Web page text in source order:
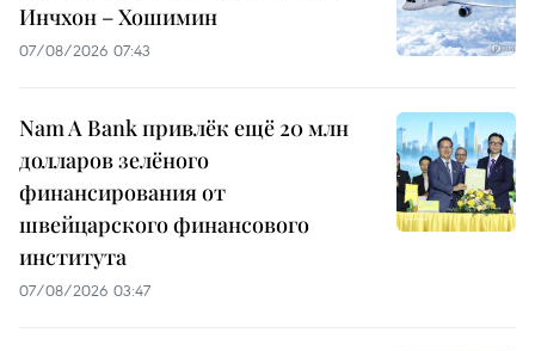
Инчхон – Хошимин
07/08/2026 07:43
Nam A Bank привлёк ещё 20 млн
долларов зелёного
финансирования от
швейцарского финансового
института
07/08/2026 03:47